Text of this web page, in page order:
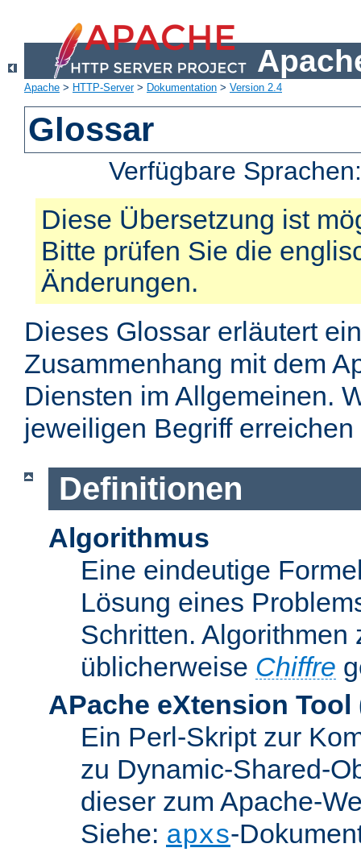
Apache > HTTP-Server> Dokumentation > Version 2.4
Glossar
Verfügbare
Diese Übersetzung ist
Bitte prüfen Sie die
Änderungen.
Dieses Glossar erläutert
Zusammenhang mit dem
Diensten im Allgemeinen.
jeweiligen Begriff
Definitionen
Algorithmus
Eine eindeutige
Lösung eines
Schritten.
üblicherweise Chiffre
APache eXtension Tool
Ein Perl-Skript zur
zu Dynamic-Shared-
dieser zum Apache-
Siehe: apxs-